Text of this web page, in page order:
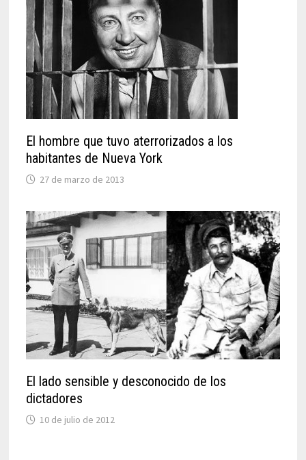
El hombre que tuvo aterrorizados a los
habitantes de Nueva York
27 de marzo de 2013
El lado sensible y desconocido de los
dictadores
10 de julio de 2012